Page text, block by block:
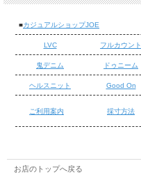
■カジュアルショップJOE
LVC フルカウント
鬼デニム ドゥニーム
ヘルスニット Good On
ご利用案内 採寸方法
/お店のトップへ戻る